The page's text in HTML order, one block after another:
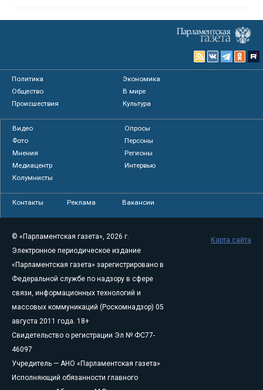
Политика
Экономика
Общество
В мире
Происшествия
Культура
Видео
Опросы
Фото
Персоны
Мнения
Регионы
Медиацентр
Интервью
Колумнисты
Контакты Реклама Вакансии
© «Парламентская газета», 2026 г.
Электронное периодическое издание
«Парламентская газета» зарегистрировано в
Федеральной службе по надзору в сфере
связи, информационных технологий и
массовых коммуникаций (Роскомнадзор) 05
августа 2011 года. 18+
Свидетельство о регистрации Эл № ФС77-
46097
Учредитель — АНО «Парламентская газета»
Исполняющий обязанности главного
Карта сайта